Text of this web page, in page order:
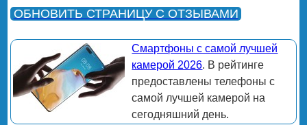
ОБНОВИТЬ СТРАНИЦУ С ОТЗЫВАМИ
Смартфоны с самой лучшей
камерой 2026. В рейтинге
предоставлены телефоны с
самой лучшей камерой на
сегодняшний день.